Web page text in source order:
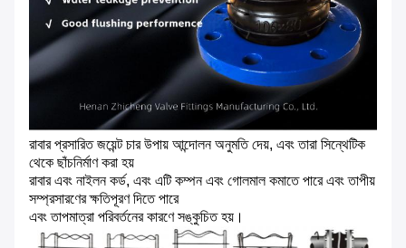
রাবার প্রসারিত জয়েন্ট চার উপায় আন্দোলন অনুমতি দেয়, এবং তারা সিন্থেটিক
থেকে ছাঁচনির্মাণ করা হয়
রাবার এবং নাইলন কর্ড, এবং এটি কম্পন এবং গোলমাল কমাতে পারে এবং তাপীয়
সম্প্রসারণের ক্ষতিপূরণ দিতে পারে
এবং তাপমাত্রা পরিবর্তনের কারণে সঙ্কুচিত হয়।